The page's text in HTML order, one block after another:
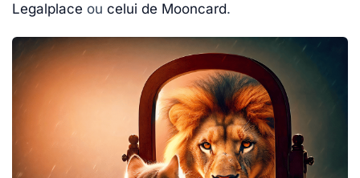
Legalplace ou celui de Mooncard.